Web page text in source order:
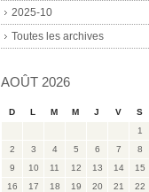
2025-10
Toutes les archives
AOÛT 2026
D L M M J V
S
1
2
3 4 5 6 7
8
9
10 11 12 13 14
15
16
17 18 19 20 21
22